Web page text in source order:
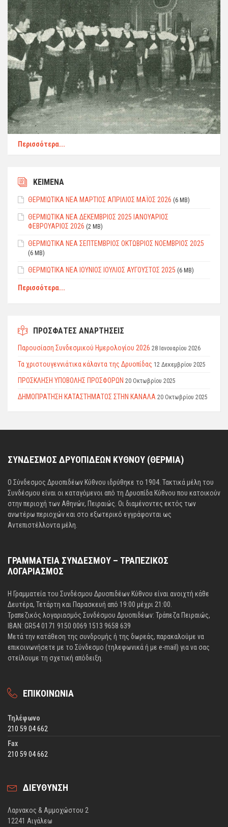
Περισσότερα...
ΚΕΙΜΕΝΑ
ΘΕΡΜΙΩΤΙΚΑ ΝΕΑ ΜΑΡΤΙΟΣ ΑΠΡΙΛΙΟΣ ΜΑΪΟΣ 2026 (6 MB)
ΘEPMIΩTIKΑ ΝΕΑ ΔΕΚΕΜΒΡΙΟΣ 2025 ΙΑΝΟΥΑΡΙΟΣ
ΦEBPΟΥΑΡΙΟΣ 2026 (2 MB)
ΘΕΡΜΙΩΤΙΚΑ ΝΕΑ ΣΕΠΤΕΜΒΡΙΟΣ ΟΚΤΩΒΡΙΟΣ ΝΟΕΜΒΡΙΟΣ 2025
(6 MB)
ΘΕΡΜΙΩΤΙΚΑ ΝΕΑ ΙΟΥΝΙΟΣ ΙΟΥΛΙΟΣ ΑΥΓΟΥΣΤΟΣ 2025 (6 MB)
Περισσότερα...
ΠΡΟΣΦΑΤΕΣ ΑΝΑΡΤΗΣΕΙΣ
Παρουσίαση Συνδεσμικού Ημερολογίου 2026 28 Ιανουαρίου 2026
Τα χριστουγεννιάτικα κάλαντα της Δρυοπίδας 12 Δεκεμβρίου 2025
ΠΡΟΣΚΛΗΣΗ ΥΠΟΒΟΛΗΣ ΠΡΟΣΦΟΡΩΝ 20 Οκτωβρίου 2025
ΔΗΜΟΠΡΑΤΗΣΗ ΚΑΤΑΣΤΗΜΑΤΟΣ ΣΤΗΝ ΚΑΝΑΛΑ 20 Οκτωβρίου 2025
ΣΥΝΔΕΣΜΟΣ ΔΡΥΟΠΙΔΕΩΝ ΚΥΘΝΟΥ (ΘΕΡΜΙΑ)
Ο Σύνδεσμος Δρυοπιδέων Κύθνου ιδρύθηκε το 1904. Τακτικά μέλη του
Συνδέσμου είναι οι καταγόμενοι από τη Δρυοπίδα Κύθνου που κατοικούν
στην περιοχή των Αθηνών, Πειραιώς. Οι διαμένοντες εκτός των
ανωτέρω περιοχών και στο εξωτερικό εγγράφονται ως
Αντεπιστέλλοντα μέλη.
ΓΡΑΜΜΑΤΕΙΑ ΣΥΝΔΕΣΜΟΥ – ΤΡΑΠΕΖΙΚΟΣ
ΛΟΓΑΡΙΑΣΜΟΣ
Η Γραμματεία του Συνδέσμου Δρυοπιδέων Κύθνου είναι ανοιχτή κάθε
Δευτέρα, Τετάρτη και Παρασκευή από 19:00 μέχρι 21:00.
Τραπεζικός λογαριασμός Συνδέσμου Δρυοπιδέων: Τράπεζα Πειραιώς,
IBAN: GR54 0171 9150 0069 1513 9658 639
Μετά την κατάθεση της συνδρομής ή της δωρεάς, παρακαλούμε να
επικοινωνήσετε με το Σύνδεσμο (τηλεφωνικά ή με e-mail) για να σας
στείλουμε τη σχετική απόδειξη.
ΕΠΙΚΟΙΝΩΝΙΑ
Τηλέφωνο
210 59 04 662
Fax
210 59 04 662
ΔΙΕΥΘΥΝΣΗ
Λαρνακος & Αμμοχώστου 2
12241 Αιγάλεω